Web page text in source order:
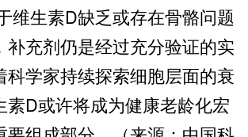
生素D缺乏或存在骨骼问题
补充剂仍是经过充分验证的实
科学家持续探索细胞层面的衰
素D或许将成为健康老龄化宏